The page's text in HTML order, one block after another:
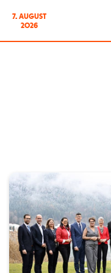
7. AUGUST
2026